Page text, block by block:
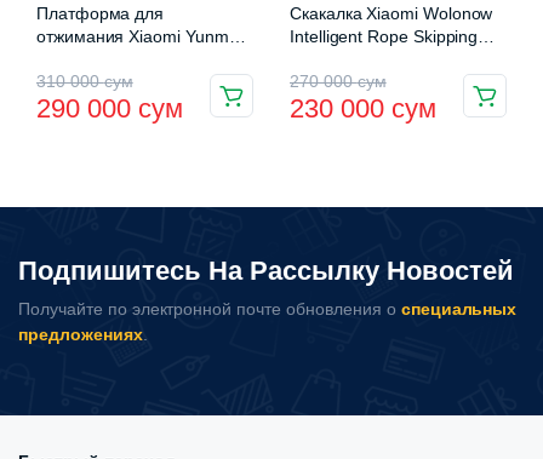
Платформа для
отжимания Xiaomi Yunmai
310 000сум
Первоначальная
цена
310
290 000 сум
Текущая
цена:
000 сум.
Скакалка Xiaomi Wolonow
Intelligent Rope Skipping
270 000сум
Первоначальная
цена
270
230 000 сум
Текущая
цена:
000 сум.
Подпишитесь На Рассылку Новостей
Получайте по электронной почте обновления о специальных
предложениях.